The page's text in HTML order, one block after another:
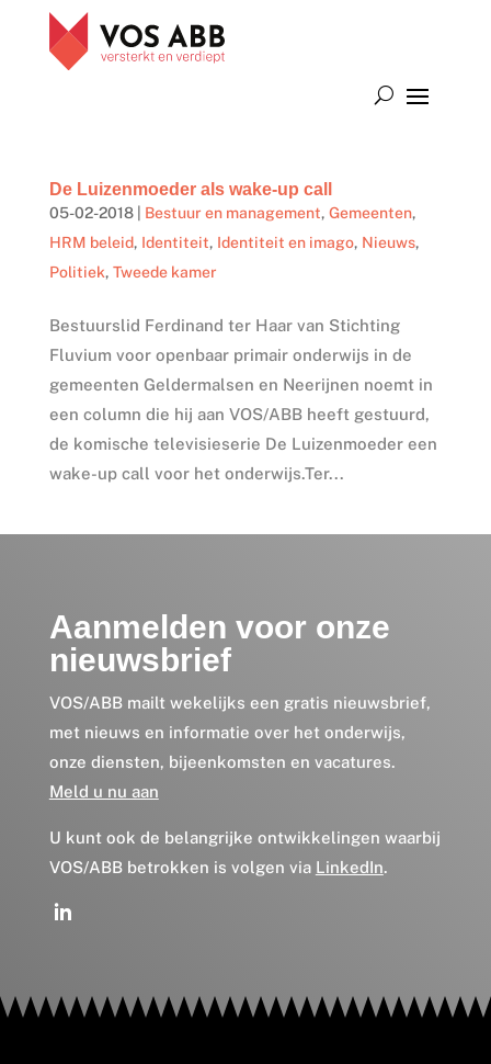
De Luizenmoeder als wake-up call
05-02-2018| Bestuur en management, Gemeenten,
HRM beleid, Identiteit, Identiteit en imago, Nieuws,
Politiek, Tweede kamer
Bestuurslid Ferdinand ter Haar van Stichting
Fluvium voor openbaar primair onderwijs in de
gemeenten Geldermalsen en Neerijnen noemt in
een column die hij aan VOS/ABB heeft gestuurd,
de komische televisieserie De Luizenmoeder een
wake-up call voor het onderwijs.Ter...
Aanmelden voor onze
nieuwsbrief
VOS/ABB mailt wekelijks een gratis nieuwsbrief,
met nieuws en informatie over het onderwijs,
onze diensten, bijeenkomsten en vacatures.
Meld u nu aan
U kunt ook de belangrijke ontwikkelingen waarbij
VOS/ABB betrokken is volgen via LinkedIn.